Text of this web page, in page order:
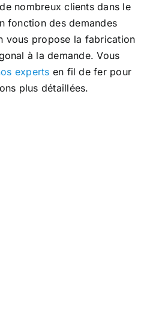
nombreux clients dans le
fonction des demandes
vous propose la fabrication
à la demande. Vous
experts en fil de fer pour
plus détaillées.